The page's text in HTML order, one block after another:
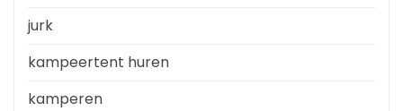
jurk
kampeertent huren
kamperen